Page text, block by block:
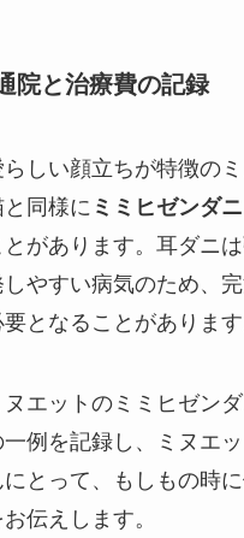
院と治療費の記録
しい顔立ちが特徴の
同様に ミミヒゼンダニ
があります。耳ダニ
やすい病気のため、
となることがあります
エットのミミヒゼン
一例を記録し、ミヌエ
とって、もしもの時
伝えします。